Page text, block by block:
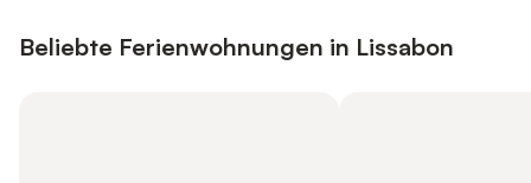
Beliebte Ferienwohnungen in Lissabon